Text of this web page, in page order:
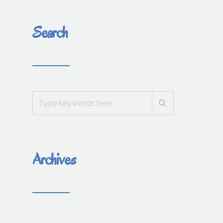
Search
Archives